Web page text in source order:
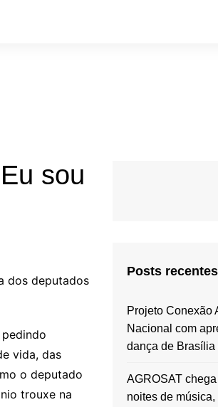
sou
dos deputados
vida, das
o deputado
trouxe na
Posts recentes
Projeto Conexão
Nacional com
dança de
AGROSAT
noites de